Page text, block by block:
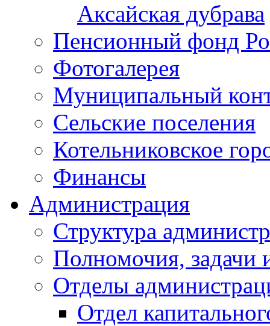
Аксайская дубрава
Пенсионный фонд
Фотогалерея
Муниципальный
Сельские поселения
Котельниковское
Финансы
Администрация
Структура
Полномочия, задачи
Отделы
Отдел